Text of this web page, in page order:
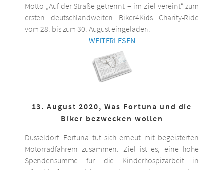
Motto „Auf der Straße getrennt – im Ziel vereint“ zum
ersten deutschlandweiten Biker4Kids Charity-Ride
vom 28. bis zum 30. August eingeladen.
WEITERLESEN
13. August 2020, Was Fortuna und die
Biker bezwecken wollen
Düsseldorf. Fortuna tut sich erneut mit begeisterten
Motorradfahrern zusammen. Ziel ist es, eine hohe
Spendensumme für die Kinderhospizarbeit in